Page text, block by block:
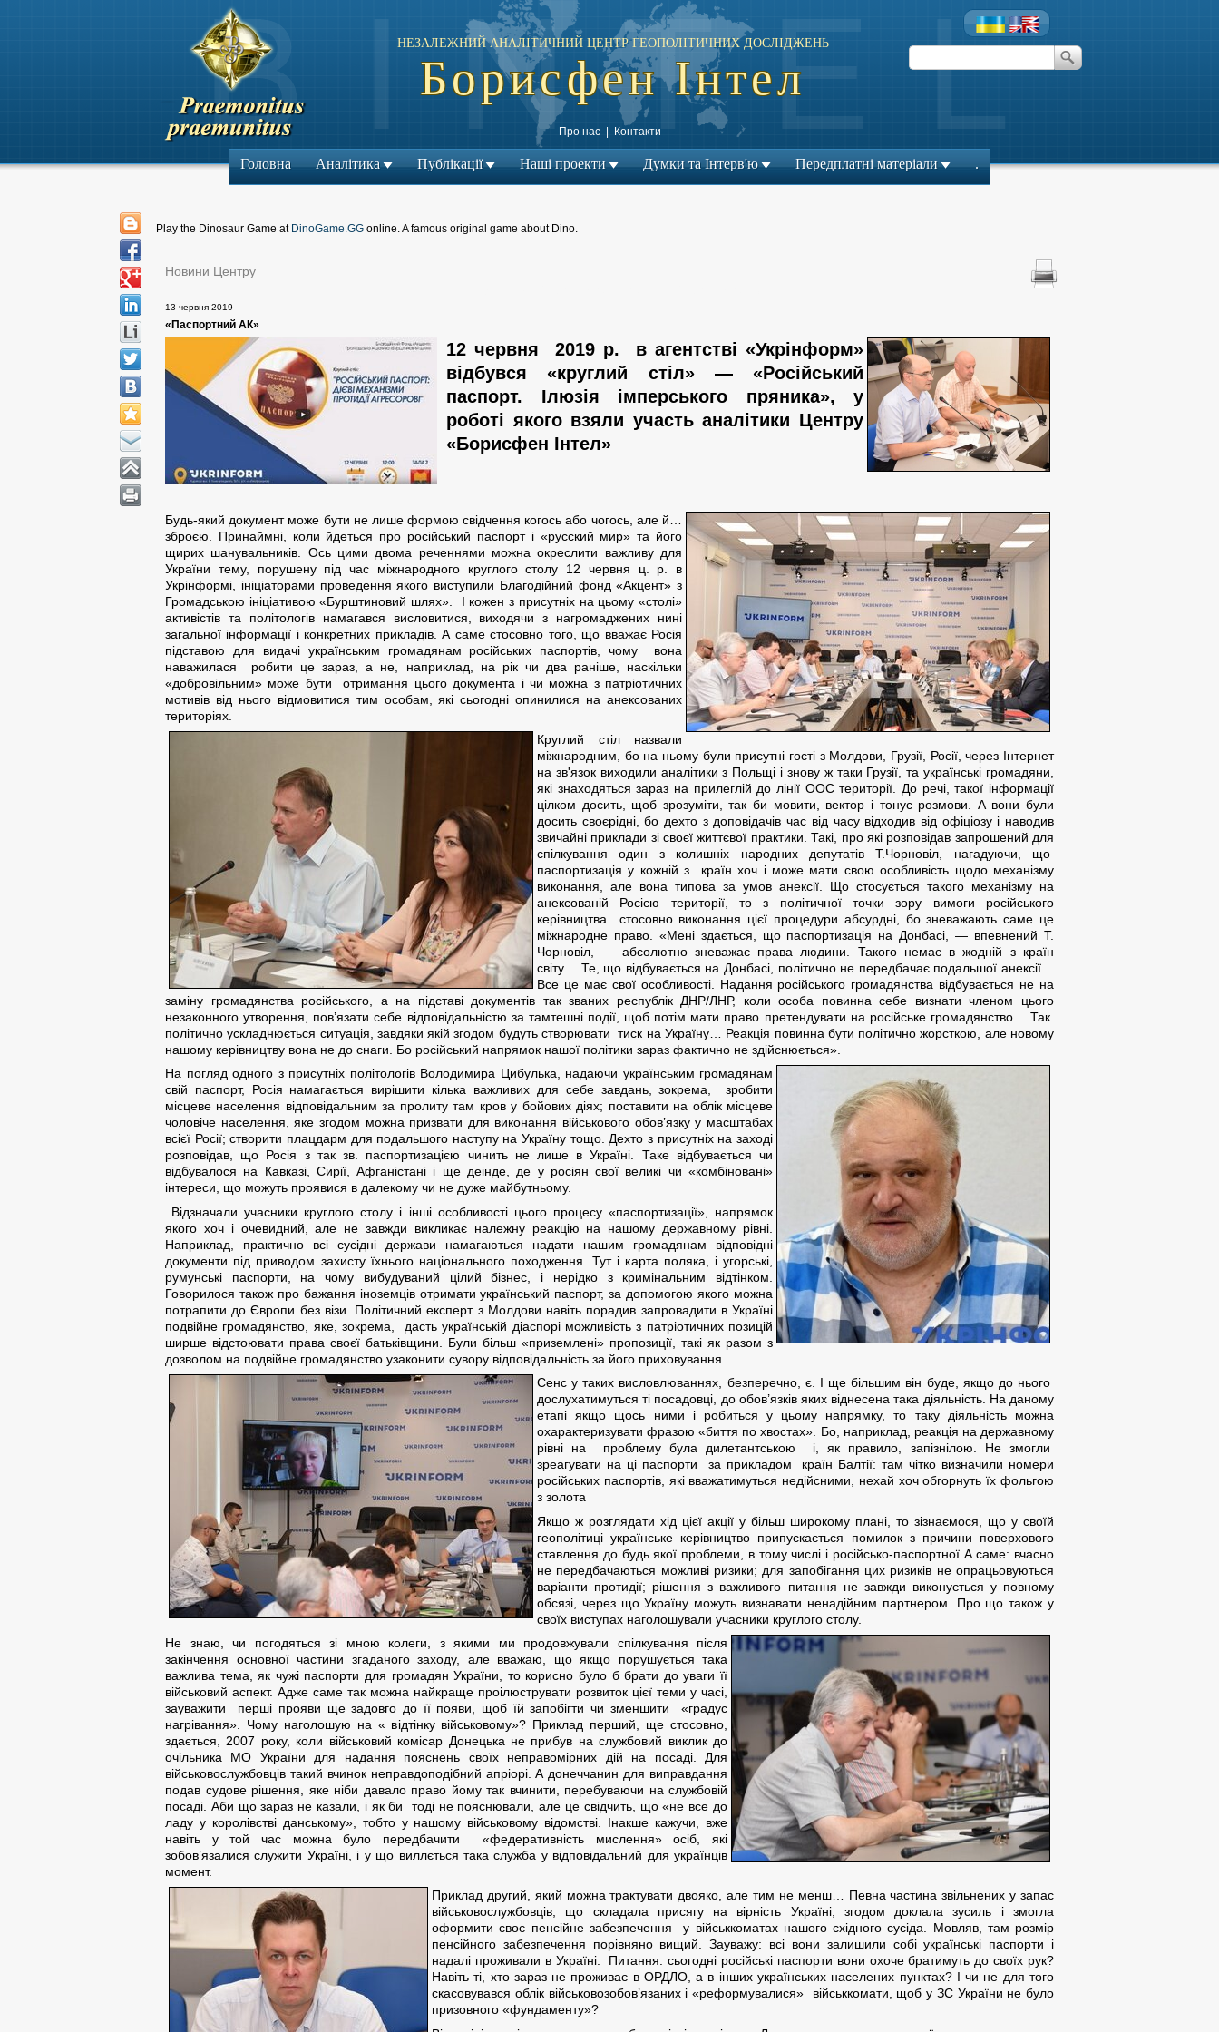
НЕЗАЛЕЖНИЙ АНАЛІТИЧНИЙ ЦЕНТР ГЕОПОЛІТИЧНИХ ДОСЛІДЖЕНЬ
Борисфен Інтел
Про нас| Контакти
Головна Аналітика Публікації Наші проекти Думки та Інтерв'ю Передплатні матеріали .
Play the Dinosaur Game at DinoGame.GG online. A famous original game about Dino.
Новини Центру
13 червня 2019
«Паспортний АК»
12 червня 2019 р. в агентстві «Укрінформ»
відбувся «круглий стіл» — «Російський
паспорт. Ілюзія імперського пряника», у
роботі якого взяли участь аналітики Центру
«Борисфен Інтел»
Будь-який документ може бути не лише формою свідчення когось або чогось, але й…
зброєю. Принаймні, коли йдеться про російський паспорт і «русский мир» та його
щирих шанувальників. Ось цими двома реченнями можна окреслити важливу для
України тему, порушену під час міжнародного круглого столу 12 червня ц. р. в
Укрінформі, ініціаторами проведення якого виступили Благодійний фонд «Акцент» з
Громадською ініціативою «Бурштиновий шлях». І кожен з присутніх на цьому «столі»
активістів та політологів намагався висловитися, виходячи з нагромаджених нині
загальної інформації і конкретних прикладів. А саме стосовно того, що вважає Росія
підставою для видачі українським громадянам російських паспортів, чому вона
наважилася робити це зараз, а не, наприклад, на рік чи два раніше, наскільки
«добровільним» може бути отримання цього документа і чи можна з патріотичних
мотивів від нього відмовитися тим особам, які сьогодні опинилися на анексованих
територіях.
Круглий стіл назвали
міжнародним, бо на ньому були присутні гості з Молдови, Грузії, Росії, через Інтернет
на зв'язок виходили аналітики з Польщі і знову ж таки Грузії, та українські громадяни,
які знаходяться зараз на прилеглій до лінії ООС території. До речі, такої інформації
цілком досить, щоб зрозуміти, так би мовити, вектор і тонус розмови. А вони були
досить своєрідні, бо дехто з доповідачів час від часу відходив від офіціозу і наводив
звичайні приклади зі своєї життєвої практики. Такі, про які розповідав запрошений для
спілкування один з колишніх народних депутатів Т.Чорновіл, нагадуючи, що
паспортизація у кожній з країн хоч і може мати свою особливість щодо механізму
виконання, але вона типова за умов анексії. Що стосується такого механізму на
анексованій Росією території, то з політичної точки зору вимоги російського
керівництва стосовно виконання цієї процедури абсурдні, бо зневажають саме це
міжнародне право. «Мені здається, що паспортизація на Донбасі, — впевнений Т.
Чорновіл, — абсолютно зневажає права людини. Такого немає в жодній з країн
світу… Те, що відбувається на Донбасі, політично не передбачає подальшої анексії…
Все це має свої особливості. Надання російського громадянства відбувається не на
заміну громадянства російського, а на підставі документів так званих республік ДНР/ЛНР, коли особа повинна себе визнати членом цього
незаконного утворення, пов’язати себе відповідальністю за тамтешні події, щоб потім мати право претендувати на російське громадянство… Так
політично ускладнюється ситуація, завдяки якій згодом будуть створювати тиск на Україну… Реакція повинна бути політично жорсткою, але новому
нашому керівництву вона не до снаги. Бо російський напрямок нашої політики зараз фактично не здійснюється».
На погляд одного з присутніх політологів Володимира Цибулька, надаючи українським громадянам
свій паспорт, Росія намагається вирішити кілька важливих для себе завдань, зокрема, зробити
місцеве населення відповідальним за пролиту там кров у бойових діях; поставити на облік місцеве
чоловіче населення, яке згодом можна призвати для виконання військового обов’язку у масштабах
всієї Росії; створити плацдарм для подальшого наступу на Україну тощо. Дехто з присутніх на заході
розповідав, що Росія з так зв. паспортизацією чинить не лише в Україні. Таке відбувається чи
відбувалося на Кавказі, Сирії, Афганістані і ще деінде, де у росіян свої великі чи «комбіновані»
інтереси, що можуть проявися в далекому чи не дуже майбутньому.
Відзначали учасники круглого столу і інші особливості цього процесу «паспортизації», напрямок
якого хоч і очевидний, але не завжди викликає належну реакцію на нашому державному рівні.
Наприклад, практично всі сусідні держави намагаються надати нашим громадянам відповідні
документи під приводом захисту їхнього національного походження. Тут і карта поляка, і угорські,
румунські паспорти, на чому вибудуваний цілий бізнес, і нерідко з кримінальним відтінком.
Говорилося також про бажання іноземців отримати український паспорт, за допомогою якого можна
потрапити до Європи без візи. Політичний експерт з Молдови навіть порадив запровадити в Україні
подвійне громадянство, яке, зокрема, дасть українській діаспорі можливість з патріотичних позицій
ширше відстоювати права своєї батьківщини. Були більш «приземлені» пропозиції, такі як разом з
дозволом на подвійне громадянство узаконити сувору відповідальність за його приховування…
Сенс у таких висловлюваннях, безперечно, є. І ще більшим він буде, якщо до нього
дослухатимуться ті посадовці, до обов’язків яких віднесена така діяльність. На даному
етапі якщо щось ними і робиться у цьому напрямку, то таку діяльність можна
охарактеризувати фразою «биття по хвостах». Бо, наприклад, реакція на державному
рівні на проблему була дилетантською і, як правило, запізнілою. Не змогли
зреагувати на ці паспорти за прикладом країн Балтії: там чітко визначили номери
російських паспортів, які вважатимуться недійсними, нехай хоч обгорнуть їх фольгою
з золота
Якщо ж розглядати хід цієї акції у більш широкому плані, то зізнаємося, що у своїй
геополітиці українське керівництво припускається помилок з причини поверхового
ставлення до будь якої проблеми, в тому числі і російсько-паспортної А саме: вчасно
не передбачаються можливі ризики; для запобігання цих ризиків не опрацьовуються
варіанти протидії; рішення з важливого питання не завжди виконується у повному
обсязі, через що Україну можуть визнавати ненадійним партнером. Про що також у
своїх виступах наголошували учасники круглого столу.
Не знаю, чи погодяться зі мною колеги, з якими ми продовжували спілкування після
закінчення основної частини згаданого заходу, але вважаю, що якщо порушується така
важлива тема, як чужі паспорти для громадян України, то корисно було б брати до уваги її
військовий аспект. Адже саме так можна найкраще проілюструвати розвиток цієї теми у часі,
зауважити перші прояви ще задовго до її появи, щоб їй запобігти чи зменшити «градус
нагрівання». Чому наголошую на « відтінку військовому»? Приклад перший, ще стосовно,
здається, 2007 року, коли військовий комісар Донецька не прибув на службовий виклик до
очільника МО України для надання пояснень своїх неправомірних дій на посаді. Для
військовослужбовців такий вчинок неправдоподібний апріорі. А донеччанин для виправдання
подав судове рішення, яке ніби давало право йому так вчинити, перебуваючи на службовій
посаді. Аби що зараз не казали, і як би тоді не пояснювали, але це свідчить, що «не все до
ладу у королівстві данському», тобто у нашому військовому відомстві. Інакше кажучи, вже
навіть у той час можна було передбачити «федеративність мислення» осіб, які
зобов’язалися служити Україні, і у що виллється така служба у відповідальний для українців
момент.
Приклад другий, який можна трактувати двояко, але тим не менш… Певна частина звільнених у запас
військовослужбовців, що складала присягу на вірність Україні, згодом доклала зусиль і змогла
оформити своє пенсійне забезпечення у військкоматах нашого східного сусіда. Мовляв, там розмір
пенсійного забезпечення порівняно вищий. Зауважу: всі вони залишили собі українські паспорти і
надалі проживали в Україні. Питання: сьогодні російські паспорти вони охоче братимуть до своїх рук?
Навіть ті, хто зараз не проживає в ОРДЛО, а в інших українських населених пунктах? І чи не для того
скасовувався облік військовозобов’язаних і «реформувалися» військкомати, щоб у ЗС України не було
призовного «фундаменту»?